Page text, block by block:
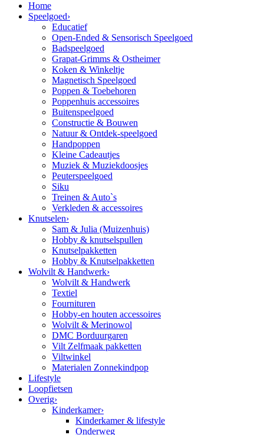
Home
Speelgoed›
Educatief
Open-Ended & Sensorisch Speelgoed
Badspeelgoed
Grapat-Grimms & Ostheimer
Koken & Winkeltje
Magnetisch Speelgoed
Poppen & Toebehoren
Poppenhuis accessoires
Buitenspeelgoed
Constructie & Bouwen
Natuur & Ontdek-speelgoed
Handpoppen
Kleine Cadeautjes
Muziek & Muziekdoosjes
Peuterspeelgoed
Siku
Treinen & Auto`s
Verkleden & accessoires
Knutselen›
Sam & Julia (Muizenhuis)
Hobby & knutselspullen
Knutselpakketten
Hobby & Knutselpakketten
Wolvilt & Handwerk›
Wolvilt & Handwerk
Textiel
Fournituren
Hobby-en houten accessoires
Wolvilt & Merinowol
DMC Borduurgaren
Vilt Zelfmaak pakketten
Viltwinkel
Materialen Zonnekindpop
Lifestyle
Loopfietsen
Overig›
Kinderkamer›
Kinderkamer & lifestyle
Onderweg